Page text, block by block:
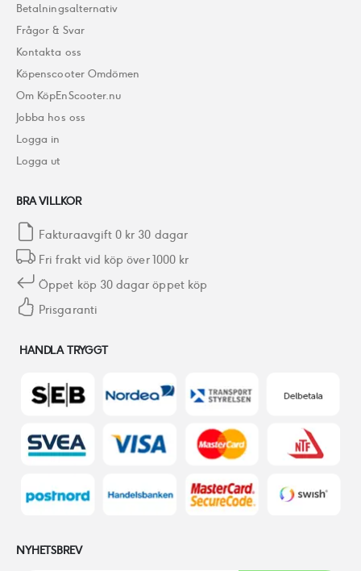
Betalningsalternativ
Frågor & Svar
Kontakta oss
Köpenscooter Omdömen
Om KöpEnScooter.nu
Jobba hos oss
Logga in
Logga ut
BRA VILLKOR
Fakturaavgift 0 kr 30 dagar
Fri frakt vid köp över 1000 kr
Öppet köp 30 dagar öppet köp
Prisgaranti
HANDLA TRYGGT
NYHETSBREV